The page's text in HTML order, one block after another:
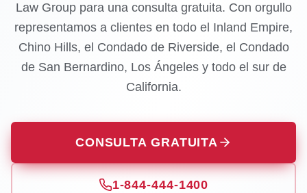
Law Group para una consulta gratuita. Con orgullo
representamos a clientes en todo el Inland Empire,
Chino Hills, el Condado de Riverside, el Condado
de San Bernardino, Los Ángeles y todo el sur de
California.
CONSULTA GRATUITA
1-844-444-1400